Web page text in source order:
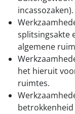
incassozaken).
splitsingsakte
algemene
het hieruit
ruimtes.
betrokkenheid